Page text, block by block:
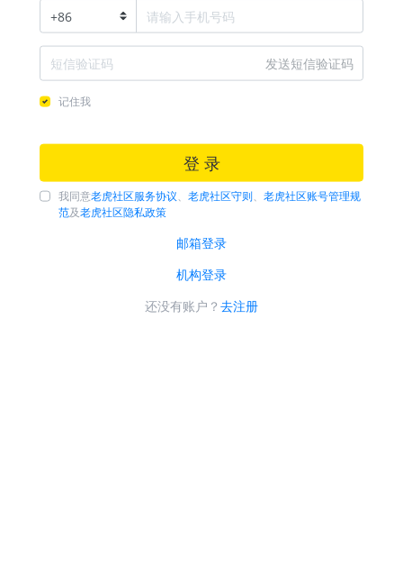
+86
发送短信验证码
记住我
登 录
我同意老虎社区服务协议 老虎社区守则
老虎社区账号管理规
范及老虎社区隐私政策
邮箱登录
机构登录
还没有账户？ 去注册